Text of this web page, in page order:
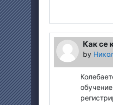
Как се
by